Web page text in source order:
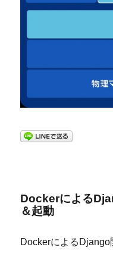
Dockerによる
＆起動
DockerによるDjango